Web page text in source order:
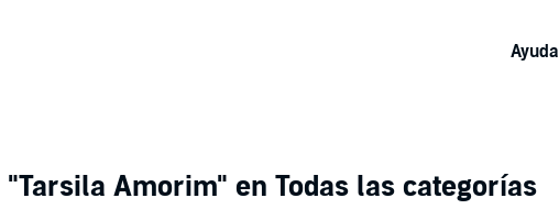
Ayuda
"Tarsila Amorim" en Todas las categorías